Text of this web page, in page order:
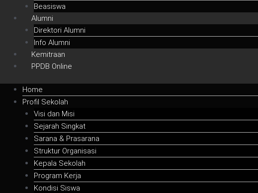
Beasiswa
Alumni
Direktori Alumni
Info Alumni
Kemitraan
PPDB Online
Home
Profil Sekolah
Visi dan Misi
Sejarah Singkat
Sarana & Prasarana
Struktur Organisasi
Kepala Sekolah
Program Kerja
Kondisi Siswa